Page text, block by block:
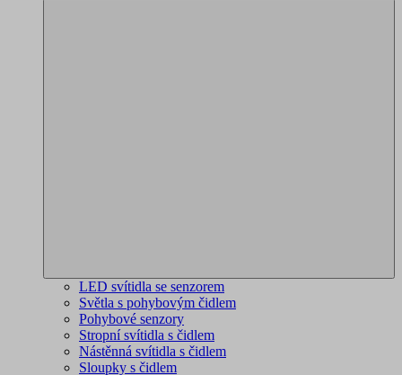
LED svítidla se senzorem
Světla s pohybovým čidlem
Pohybové senzory
Stropní svítidla s čidlem
Nástěnná svítidla s čidlem
Sloupky s čidlem